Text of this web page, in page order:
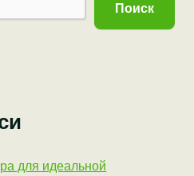
Поиск
для идеальной